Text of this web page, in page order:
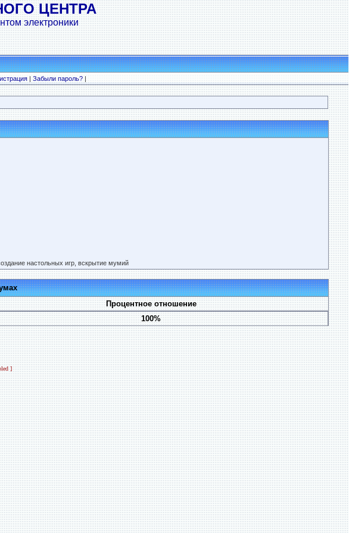
ЦЕНТРА
электроники
|Забыли пароль?|
настольных игр, вскрытие мумий
Процентное отношение
100%
]